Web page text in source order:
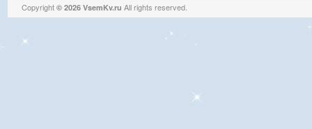
Copyright © 2026 VsemKv.ru All rights reserved.